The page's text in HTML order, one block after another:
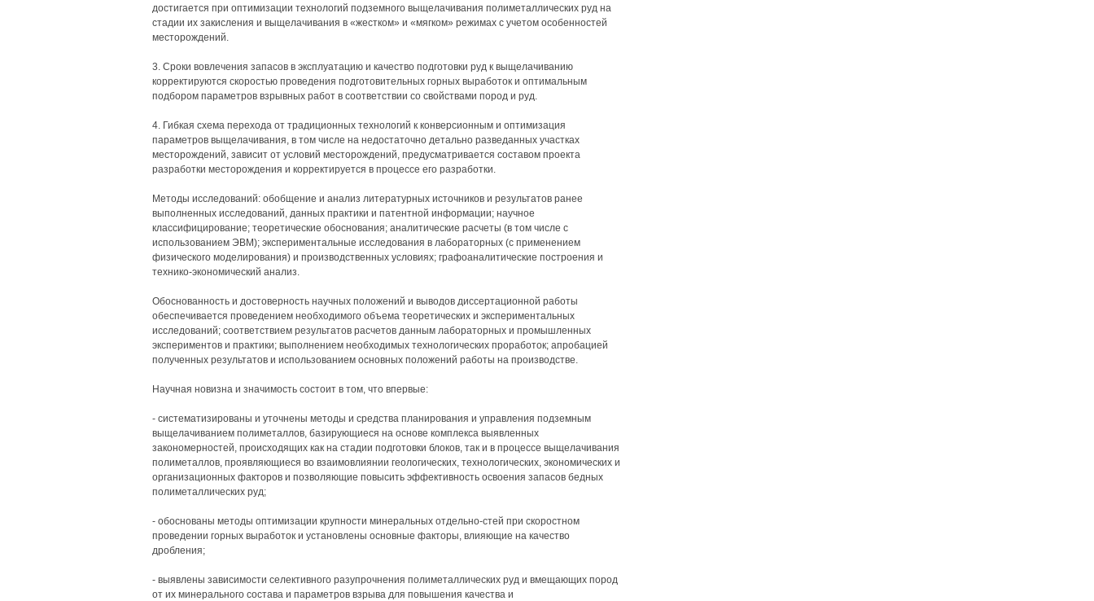
достигается при оптимизации технологий подземного выщелачивания полиметаллических руд на
стадии их закисления и выщелачивания в «жестком» и «мягком» режимах с учетом особенностей
месторождений.
3. Сроки вовлечения запасов в эксплуатацию и качество подготовки руд к выщелачиванию
корректируются скоростью проведения подготовительных горных выработок и оптимальным
подбором параметров взрывных работ в соответствии со свойствами пород и руд.
4. Гибкая схема перехода от традиционных технологий к конверсионным и оптимизация
параметров выщелачивания, в том числе на недостаточно детально разведанных участках
месторождений, зависит от условий месторождений, предусматривается составом проекта
разработки месторождения и корректируется в процессе его разработки.
Методы исследований: обобщение и анализ литературных источников и результатов ранее
выполненных исследований, данных практики и патентной информации; научное
классифицирование; теоретические обоснования; аналитические расчеты (в том числе с
использованием ЭВМ); экспериментальные исследования в лабораторных (с применением
физического моделирования) и производственных условиях; графоаналитические построения и
технико-экономический анализ.
Обоснованность и достоверность научных положений и выводов диссертационной работы
обеспечивается проведением необходимого объема теоретических и экспериментальных
исследований; соответствием результатов расчетов данным лабораторных и промышленных
экспериментов и практики; выполнением необходимых технологических проработок; апробацией
полученных результатов и использованием основных положений работы на производстве.
Научная новизна и значимость состоит в том, что впервые:
- систематизированы и уточнены методы и средства планирования и управления подземным
выщелачиванием полиметаллов, базирующиеся на основе комплекса выявленных
закономерностей, происходящих как на стадии подготовки блоков, так и в процессе выщелачивания
полиметаллов, проявляющиеся во взаимовлиянии геологических, технологических, экономических и
организационных факторов и позволяющие повысить эффективность освоения запасов бедных
полиметаллических руд;
- обоснованы методы оптимизации крупности минеральных отдельно-стей при скоростном
проведении горных выработок и установлены основные факторы, влияющие на качество
дробления;
- выявлены зависимости селективного разупрочнения полиметаллических руд и вмещающих пород
от их минерального состава и параметров взрыва для повышения качества и